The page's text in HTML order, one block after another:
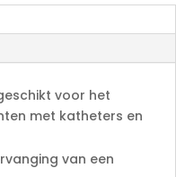
voor het
met katheters en
van een